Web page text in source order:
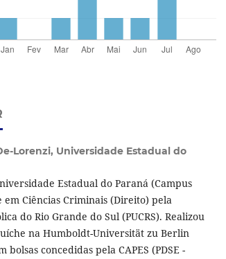
Lorenzi, Universidade Estadual do
Estadual do Paraná (Campus
Ciências Criminais (Direito) pela
do Rio Grande do Sul (PUCRS). Realizou
na Humboldt-Universität zu Berlin
bolsas concedidas pela CAPES (PDSE -